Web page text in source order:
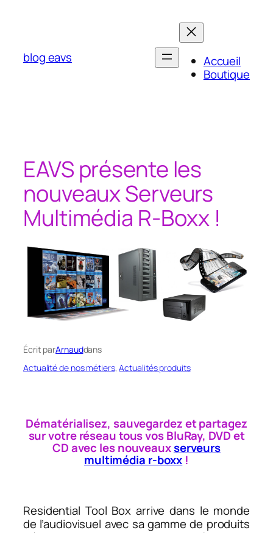
blog eavs
Accueil
Boutique
EAVS présente les
nouveaux Serveurs
Multimédia R-Boxx !
Écrit parArnauddans
Actualité de nos métiers, Actualités produits
Dématérialisez, sauvegardez et partagez
sur votre réseau tous vos BluRay, DVD et
CD avec les nouveauxserveurs
multimédia r-boxx !
Residential Tool Box arrive dans le monde
de l’audiovisuel avec sa gamme de produits